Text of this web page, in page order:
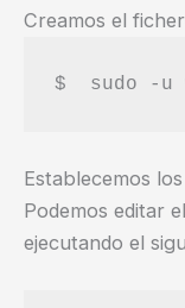
Creamos el
Establecemos
Podemos editar
ejecutando el